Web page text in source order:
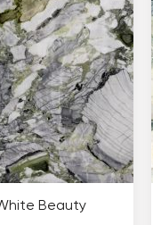
Beauty